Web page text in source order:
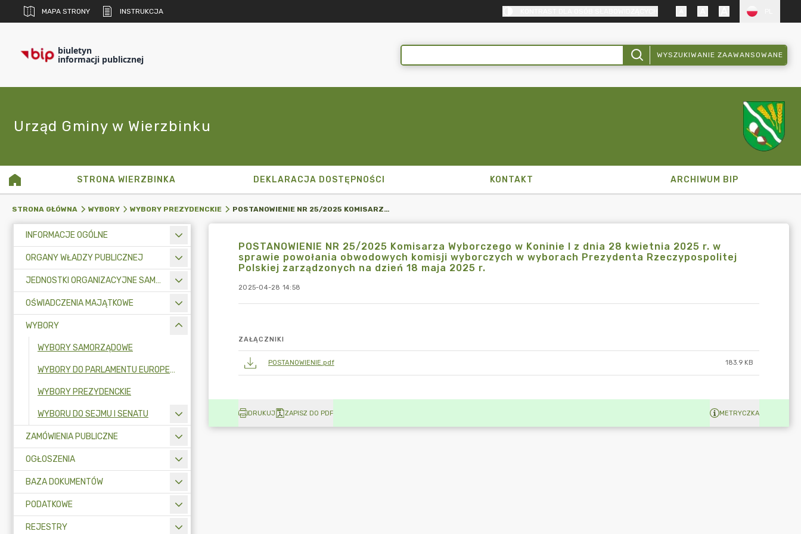
MAPA STRONY INSTRUKCJA
biuletyn
informacji publicznej WYSZUKIWANIE ZAAWANSOWANE
Urząd Gminy w Wierzbinku
STRONA WIERZBINKA DEKLARACJA DOSTĘPNOŚCI KONTAKT ARCHIWUM BIP
STRONA GŁÓWNA WYBORY WYBORY PREZYDENCKIE POSTANOWIENIE NR 25/2025 KOMISARZA WYBORCZEGO W KONINIE I Z DNIA 28 KWIETNIA 2025 R. W SPRAWIE POWOŁANIA OBWODOWYCH KOMISJI WYBORCZYCH W WYBORACH PREZYDENTA RZECZYPOSPOLITEJ POLSKIEJ ZARZĄDZONYCH NA DZIEŃ 18 MAJA 2025 R.
INFORMACJE OGÓLNE
ORGANY WŁADZY PUBLICZNEJ
JEDNOSTKI ORGANIZACYJNE SAMORZĄDU TERYTORIALNEGO
OŚWIADCZENIA MAJĄTKOWE
WYBORY
WYBORY SAMORZĄDOWE
WYBORY DO PARLAMENTU EUROPEJSKIEGO
WYBORY PREZYDENCKIE
WYBORU DO SEJMU I SENATU
ZAMÓWIENIA PUBLICZNE
OGŁOSZENIA
BAZA DOKUMENTÓW
PODATKOWE
REJESTRY
POSTANOWIENIE NR 25/2025 Komisarza Wyborczego w Koninie I z dnia 28 kwietnia 2025 r. w
sprawie powołania obwodowych komisji wyborczych w wyborach Prezydenta Rzeczypospolitej
Polskiej zarządzonych na dzień 18 maja 2025 r.
2025-04-28 14:58
ZAŁĄCZNIKI
POSTANOWIENIE.pdf 183.9 KB
DRUKUJ ZAPISZ DO PDF METRYCZKA